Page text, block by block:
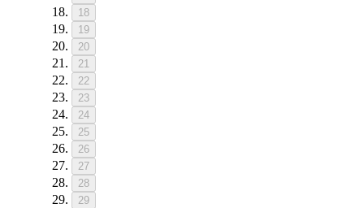
18
19
20
21
22
23
24
25
26
27
28
29